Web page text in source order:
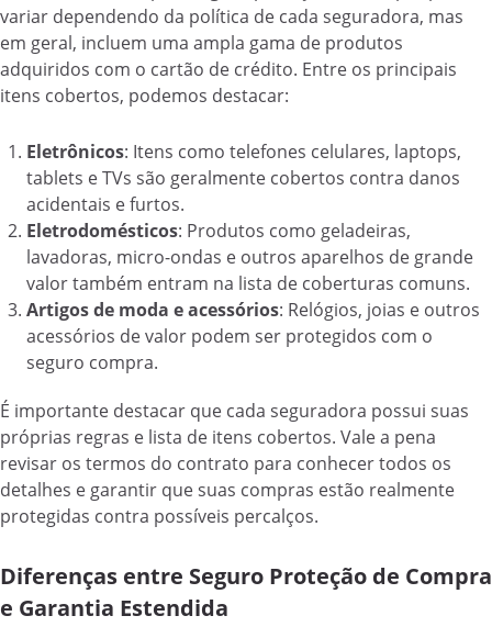
variar dependendo da política de cada seguradora, mas
em geral, incluem uma ampla gama de produtos
adquiridos com o cartão de crédito. Entre os principais
itens cobertos, podemos destacar:
Eletrônicos: Itens como telefones celulares, laptops,
tablets e TVs são geralmente cobertos contra danos
acidentais e furtos.
Eletrodomésticos: Produtos como geladeiras,
lavadoras, micro-ondas e outros aparelhos de grande
valor também entram na lista de coberturas comuns.
Artigos de moda e acessórios: Relógios, joias e outros
acessórios de valor podem ser protegidos com o
seguro compra.
É importante destacar que cada seguradora possui suas
próprias regras e lista de itens cobertos. Vale a pena
revisar os termos do contrato para conhecer todos os
detalhes e garantir que suas compras estão realmente
protegidas contra possíveis percalços.
Diferenças entre Seguro Proteção de Compra
e Garantia Estendida